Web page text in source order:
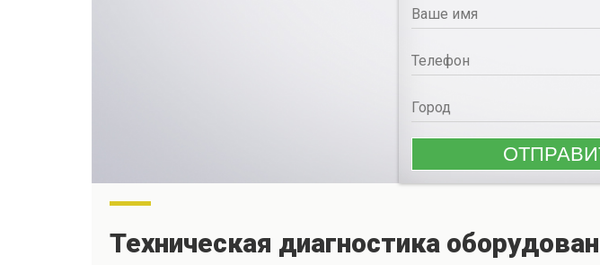
Техническая диагностика